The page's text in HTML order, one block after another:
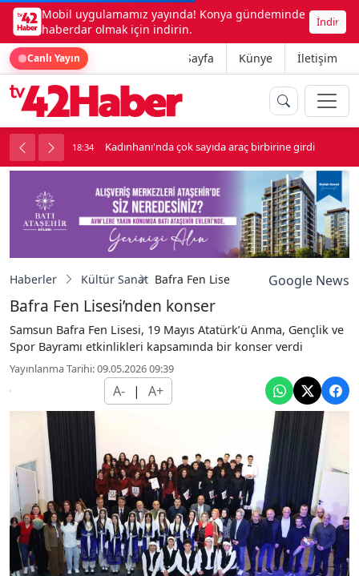
Mobil uygulamamız yayında! Konya gündeminde
haberdar olmak için indirin.
İndir
Canlı Yayın Ana Sayfa Künye İletişim
soygun 18:34 Kadınhanı'nda çok sayıda araç birbirine girdi
Haberler Kültür Sanat Bafra Fen Lisesi’nden konserGoogle News
Bafra Fen Lisesi’nden konser
Samsun Bafra Fen Lisesi, 19 Mayıs Atatürk’ü Anma, Gençlik ve
Spor Bayramı etkinlikleri kapsamında bir konser verdi
Yayınlanma Tarihi: 09.05.2026 09:39
A- | A+